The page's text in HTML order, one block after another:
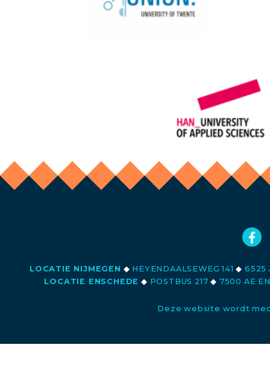
LOCATIE NIJMEGEN ◆ HEYENDAALSEWEG 141◆ 6525
LOCATIE ENSCHEDE ◆ POSTBUS 217◆ 7500 AE
Deze website wordt